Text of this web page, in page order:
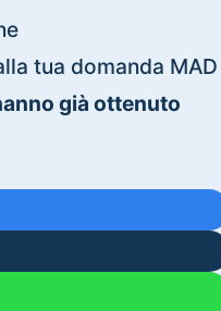
tua domanda MAD
già ottenuto